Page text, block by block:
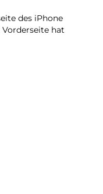
des iPhone
hat
einfach